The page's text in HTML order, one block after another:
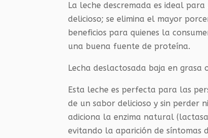
La leche descremada es ideal
delicioso; se elimina el mayor
beneficios para quienes la
una buena fuente de proteína.
Lecha deslactosada baja en grasa
Esta leche es perfecta para las
de un sabor delicioso y sin perder
adiciona la enzima natural
evitando la aparición de síntomas